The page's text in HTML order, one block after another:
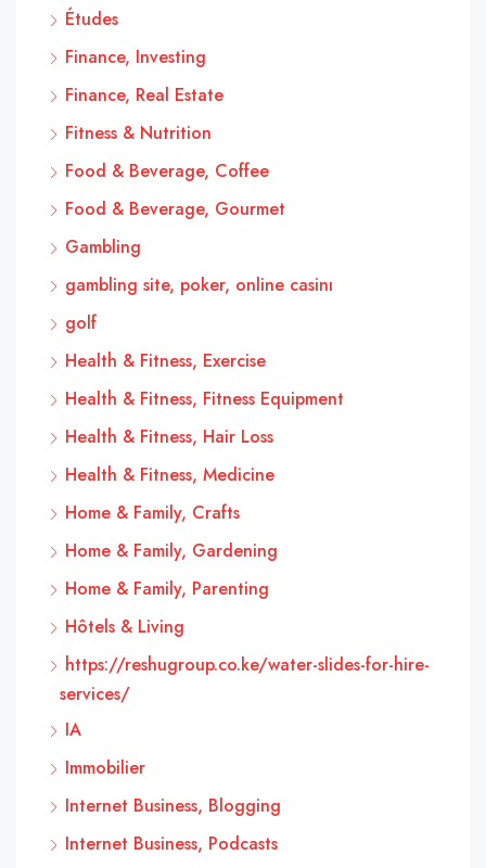
Études
Finance, Investing
Finance, Real Estate
Fitness & Nutrition
Food & Beverage, Coffee
Food & Beverage, Gourmet
Gambling
gambling site, poker, online casinı
golf
Health & Fitness, Exercise
Health & Fitness, Fitness Equipment
Health & Fitness, Hair Loss
Health & Fitness, Medicine
Home & Family, Crafts
Home & Family, Gardening
Home & Family, Parenting
Hôtels & Living
https://reshugroup.co.ke/water-slides-for-hire-
services/
IA
Immobilier
Internet Business, Blogging
Internet Business, Podcasts